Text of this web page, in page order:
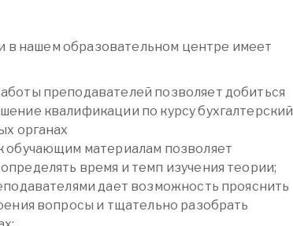
в нашем образовательном центре имеет
преподавателей позволяет добиться
квалификации по курсу бухгалтерский
органах
обучающим материалам позволяет
время и темп изучения теории;
дает возможность прояснить
вопросы и тщательно разобрать